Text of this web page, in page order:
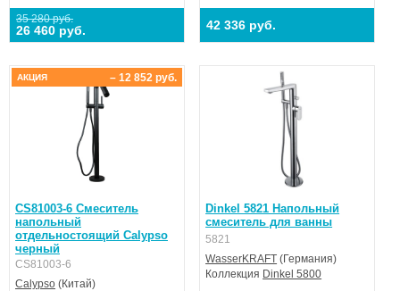
35 280 руб.
26 460 руб. 42 336 руб.
CS81003-6 Смеситель
напольный
отдельностоящий Calypso
черный
CS81003-6
Calypso (Китай)
– 12 852 руб.
АКЦИЯ
Dinkel 5821 Напольный
смеситель для ванны
5821
WasserKRAFT (Германия)
Коллекция Dinkel 5800